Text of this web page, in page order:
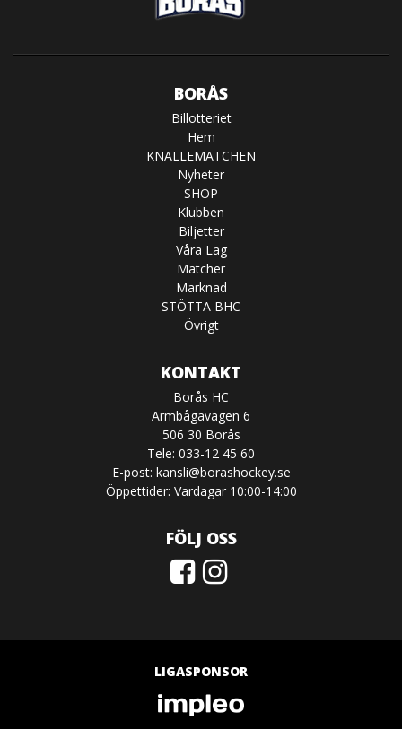
BORÅS
Billotteriet
Hem
KNALLEMATCHEN
Nyheter
SHOP
Klubben
Biljetter
Våra Lag
Matcher
Marknad
STÖTTA BHC
Övrigt
KONTAKT
Borås HC
Armbågavägen 6
506 30 Borås
Tele: 033-12 45 60
E-post: kansli@borashockey.se
Öppettider: Vardagar 10:00-14:00
FÖLJ OSS
LIGASPONSOR